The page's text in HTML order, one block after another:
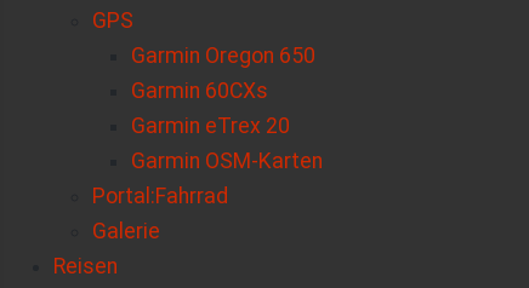
GPS
Garmin Oregon 650
Garmin 60CXs
Garmin eTrex 20
Garmin OSM-Karten
Portal:Fahrrad
Galerie
Reisen